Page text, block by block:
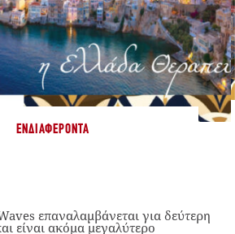
ΕΝΔΙΑΦΈΡΟΝΤΑ
επαναλαμβάνεται για δεύτερη
είναι ακόμα μεγαλύτερο